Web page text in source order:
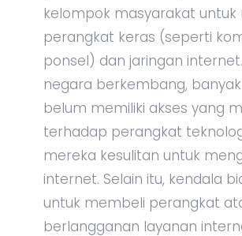
kelompok masyarakat untuk
perangkat keras (seperti
ponsel) dan jaringan
negara berkembang,
belum memiliki akses yang
terhadap perangkat
mereka kesulitan untuk
internet. Selain itu, kendala
untuk membeli perangkat
berlangganan layanan